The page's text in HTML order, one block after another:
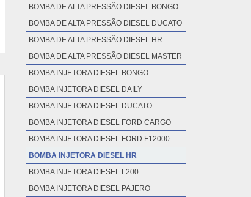
BOMBA DE ALTA PRESSÃO DIESEL BONGO
BOMBA DE ALTA PRESSÃO DIESEL DUCATO
BOMBA DE ALTA PRESSÃO DIESEL HR
BOMBA DE ALTA PRESSÃO DIESEL MASTER
BOMBA INJETORA DIESEL BONGO
BOMBA INJETORA DIESEL DAILY
BOMBA INJETORA DIESEL DUCATO
BOMBA INJETORA DIESEL FORD CARGO
BOMBA INJETORA DIESEL FORD F12000
BOMBA INJETORA DIESEL HR
BOMBA INJETORA DIESEL L200
BOMBA INJETORA DIESEL PAJERO